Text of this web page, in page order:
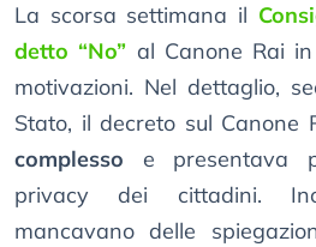
La scorsa settimana il
detto “No” al Canone Rai
motivazioni. Nel dettaglio,
Stato, il decreto sul Canone
complesso e presentava
privacy dei cittadini.
mancavano delle